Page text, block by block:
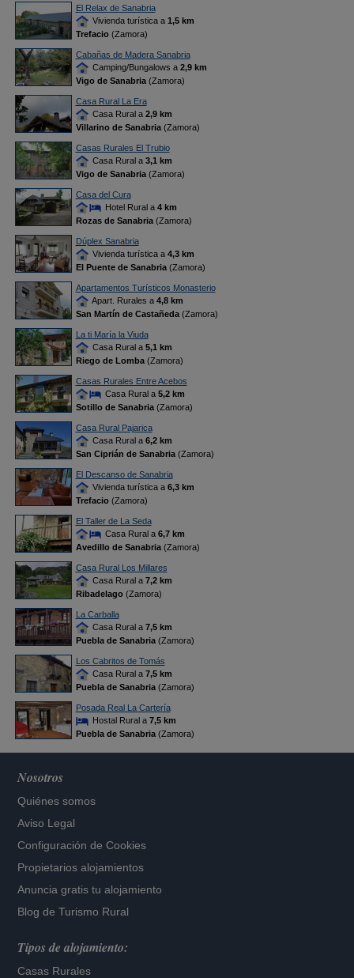
El Relax de Sanabria
Vivienda turística a 1,5 km
Trefacio(Zamora)
Cabañas de Madera Sanabria
Camping/Bungalows a 2,9 km
Vigo de Sanabria(Zamora)
Casa Rural La Era
Casa Rural a 2,9 km
Villarino de Sanabria(Zamora)
Casas Rurales El Trubio
Casa Rural a 3,1 km
Vigo de Sanabria(Zamora)
Casa del Cura
Hotel Rural a 4 km
Rozas de Sanabria(Zamora)
Dúplex Sanabria
Vivienda turística a 4,3 km
El Puente de Sanabria(Zamora)
Apartamentos Turísticos Monasterio
Apart. Rurales a 4,8 km
San Martín de Castañeda(Zamora)
La ti María la Viuda
Casa Rural a 5,1 km
Riego de Lomba(Zamora)
Casas Rurales Entre Acebos
Casa Rural a 5,2 km
Sotillo de Sanabria(Zamora)
Casa Rural Pajarica
Casa Rural a 6,2 km
San Ciprián de Sanabria(Zamora)
El Descanso de Sanabria
Vivienda turística a 6,3 km
Trefacio(Zamora)
El Taller de La Seda
Casa Rural a 6,7 km
Avedillo de Sanabria(Zamora)
Casa Rural Los Millares
Casa Rural a 7,2 km
Ribadelago(Zamora)
La Carballa
Casa Rural a 7,5 km
Puebla de Sanabria(Zamora)
Los Cabritos de Tomás
Casa Rural a 7,5 km
Puebla de Sanabria(Zamora)
Posada Real La Cartería
Hostal Rural a 7,5 km
Puebla de Sanabria(Zamora)
Nosotros
Quiénes somos
Aviso Legal
Configuración de Cookies
Propietarios alojamientos
Anuncia gratis tu alojamiento
Blog de Turismo Rural
Tipos de alojamiento:
Casas Rurales